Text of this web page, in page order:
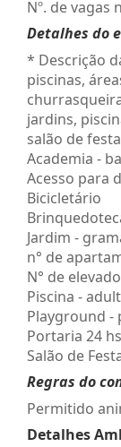
Nº. de vagas
Detalhes do
* Descrição
piscinas,
jardins,
salão de
Academia -
Acesso para
Bicicletário
Jardim -
n° de
N° de
Piscina -
Playground -
Portaria 24 hs
Salão de
Regras do
Permitido
Detalhes